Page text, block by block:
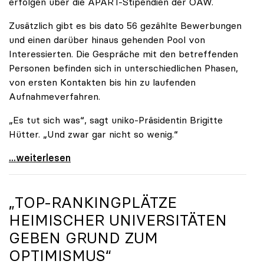
Zusätzlich gibt es bis dato 56 gezählte Bewerbungen
und einen darüber hinaus gehenden Pool von
Interessierten. Die Gespräche mit den betreffenden
Personen befinden sich in unterschiedlichen Phasen,
von ersten Kontakten bis hin zu laufenden
Aufnahmeverfahren.
„Es tut sich was“, sagt uniko-Präsidentin Brigitte
Hütter. „Und zwar gar nicht so wenig.“
Reges Interesse von US-Forscher:innen an
...weiterlesen
„TOP-RANKINGPLÄTZE
HEIMISCHER UNIVERSITÄTEN
GEBEN GRUND ZUM
OPTIMISMUS“